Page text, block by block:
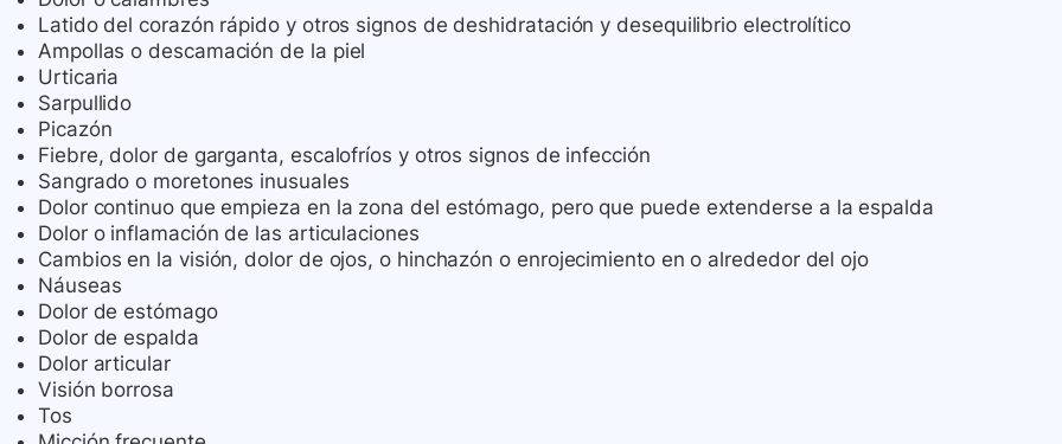
Latido del corazón rápido y otros signos de deshidratación y desequilibrio electrolítico
Ampollas o descamación de la piel
Urticaria
Sarpullido
Picazón
Fiebre, dolor de garganta, escalofríos y otros signos de infección
Sangrado o moretones inusuales
Dolor continuo que empieza en la zona del estómago, pero que puede extenderse a la espalda
Dolor o inflamación de las articulaciones
Cambios en la visión, dolor de ojos, o hinchazón o enrojecimiento en o alrededor del ojo
Náuseas
Dolor de estómago
Dolor de espalda
Dolor articular
Visión borrosa
Tos